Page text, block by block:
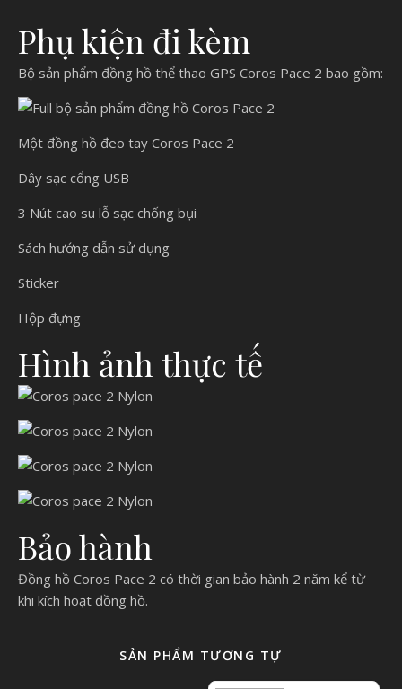
Phụ kiện đi kèm
Bộ sản phẩm đồng hồ thể thao GPS Coros Pace 2 bao gồm:
Một đồng hồ đeo tay Coros Pace 2
Dây sạc cổng USB
3 Nút cao su lỗ sạc chống bụi
Sách hướng dẫn sử dụng
Sticker
Hộp đựng
Hình ảnh thực tế
Bảo hành
Đồng hồ Coros Pace 2 có thời gian bảo hành 2 năm kể từ
khi kích hoạt đồng hồ.
SẢN PHẨM TƯƠNG TỰ